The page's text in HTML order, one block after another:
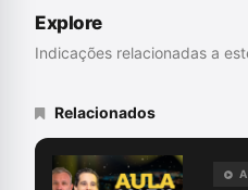
Explore
Indicações relacionadas a
Relacionados